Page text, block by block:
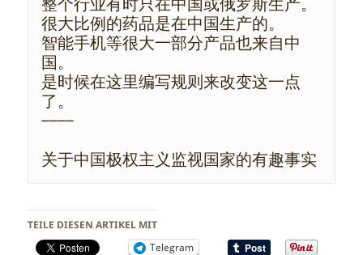
整个行业有时只在中国或俄罗斯生产。
很大比例的药品是在中国生产的。
智能手机等很大一部分产品也来自中
国。
是时候在这里编写规则来改变这一点
了。
————
关于中国极权主义监视国家的有趣事实
TEILE DIESEN ARTIKEL MIT
Telegram